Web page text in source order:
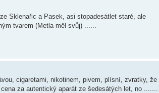
Sklenařic a Pasek, asi stopadesátlet staré, ale
tvarem (Metla měl svůj) ......
cigaretami, nikotinem, pivem, plísní, zvratky, že
za autentický aparát ze šedesátých let, no .......